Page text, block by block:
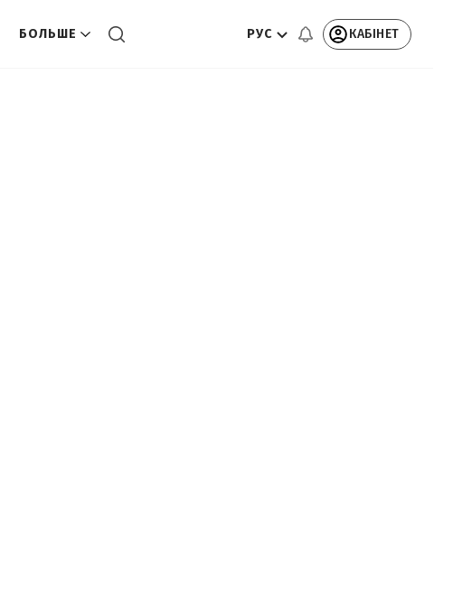
БОЛЬШЕ РУС КАБІНЕТ